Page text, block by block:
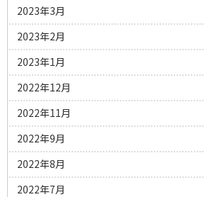
2023年3月
2023年2月
2023年1月
2022年12月
2022年11月
2022年9月
2022年8月
2022年7月